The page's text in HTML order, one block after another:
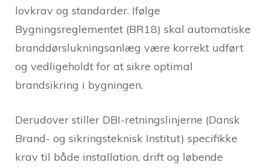
lovkrav og standarder. Ifølge
Bygningsreglementet (BR18) skal automatiske
branddørslukningsanlæg være korrekt udført
og vedligeholdt for at sikre optimal
brandsikring i bygningen.
Derudover stiller DBI-retningslinjerne (Dansk
Brand- og sikringsteknisk Institut) specifikke
krav til både installation, drift og løbende